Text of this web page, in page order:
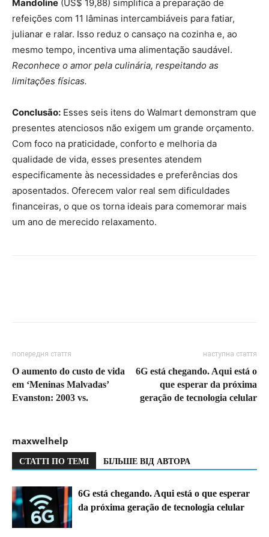
Mandoline (US$ 19,88) simplifica a preparação de
refeições com 11 lâminas intercambiáveis ​​para fatiar,
julianar e ralar. Isso reduz o cansaço na cozinha e, ao
mesmo tempo, incentiva uma alimentação saudável.
Reconhece o amor pela culinária, respeitando as
limitações físicas.
Conclusão: Esses seis itens do Walmart demonstram que
presentes atenciosos não exigem um grande orçamento.
Com foco na praticidade, conforto e melhoria da
qualidade de vida, esses presentes atendem
especificamente às necessidades e preferências dos
aposentados. Oferecem valor real sem dificuldades
financeiras, o que os torna ideais para comemorar mais
um ano de merecido relaxamento.
попередня стаття
O aumento do custo de vida
em ‘Meninas Malvadas’
Evanston: 2003 vs.
наступна стаття
6G está chegando. Aqui está o
que esperar da próxima
geração de tecnologia celular
maxwelhelp
СТАТТІ ПО ТЕМІ БІЛЬШЕ ВІД АВТОРА
6G está chegando. Aqui está o que esperar
da próxima geração de tecnologia celular